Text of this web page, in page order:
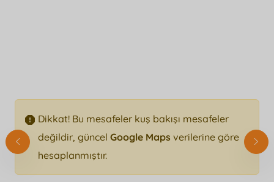
Dikkat! Bu mesafeler kuş bakışı mesafeler
değildir, güncel Google Maps verilerine göre
hesaplanmıştır.